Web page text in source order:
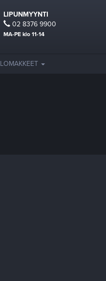
LIPUNMYYNTI
02 8376 9900
MA-PE klo 11-14
LOMAKKEET